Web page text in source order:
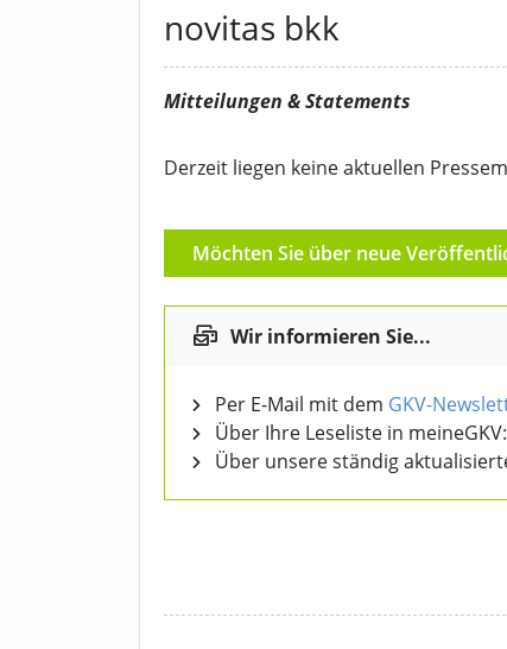
novitas bkk
Mitteilungen & Statements
Derzeit liegen keine aktuellen
Möchten Sie über neue
Wir informieren Sie...
Per E-Mail mit dem GKV-
Über Ihre Leseliste in meineGKV:
Über unsere ständig